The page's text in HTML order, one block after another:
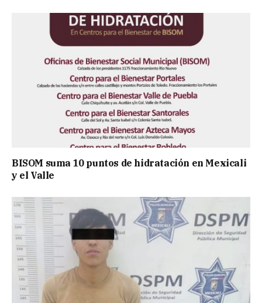
BISOM suma 10 puntos de hidratación en Mexicali
y el Valle